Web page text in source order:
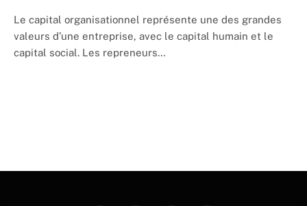
Le capital organisationnel représente une des grandes
valeurs d’une entreprise, avec le capital humain et le
capital social. Les repreneurs…